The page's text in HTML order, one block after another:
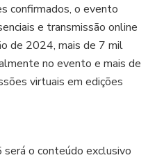
confirmados, o evento
e transmissão online
de 2024, mais de 7 mil
no evento e mais de
virtuais em edições
o conteúdo exclusivo